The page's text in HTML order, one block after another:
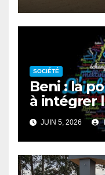
SOCIÉTÉ
Beni : la
à intégrer
JUIN 5, 2026